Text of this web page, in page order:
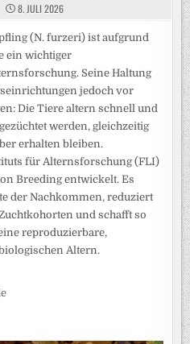
8. JULI 2026
(N. furzeri) ist aufgrund
ein wichtiger
Seine Haltung
jedoch vor
Die Tiere altern schnell und
werden, gleichzeitig
erhalten bleiben.
für Alternsforschung (FLI)
Breeding entwickelt. Es
der Nachkommen, reduziert
und schafft so
reproduzierbare,
Altern.